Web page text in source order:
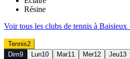
Résine
Voir tous les clubs de tennis à Baisieux
Tennis2
Dim9 Lun10 Mar11 Mer12 Jeu13